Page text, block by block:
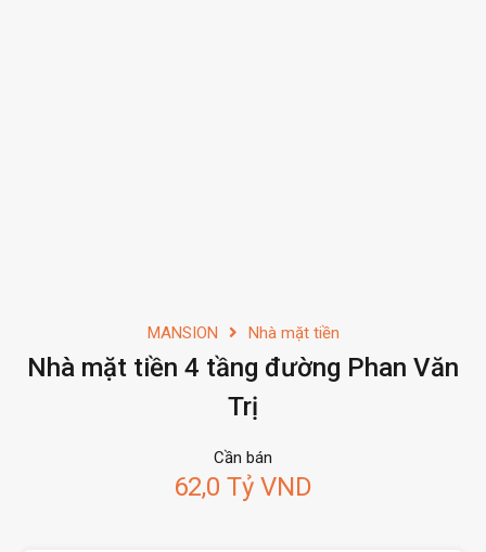
MANSION Nhà mặt tiền
Nhà mặt tiền 4 tầng đường Phan Văn
Trị
Cần bán
62,0 Tỷ VND